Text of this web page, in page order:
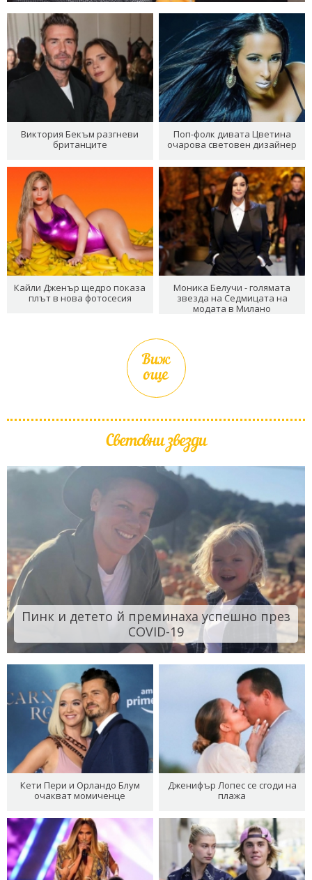
Виктория Бекъм разгневи
британците
Поп-фолк дивата Цветина
очарова световен дизайнер
Кайли Дженър щедро показа
плът в нова фотосесия
Моника Белучи - голямата
звезда на Седмицата на
модата в Милано
Виж
още
Световни звезди
Пинк и детето й преминаха успешно през
COVID-19
Кети Пери и Орландо Блум
очакват момиченце
Дженифър Лопес се сгоди на
плажа